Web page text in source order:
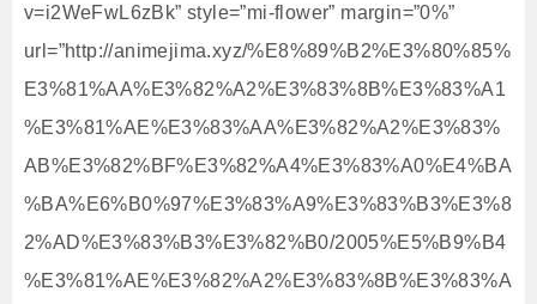
v=i2WeFwL6zBk” style=”mi-flower” margin=”0%”
url=”http://animejima.xyz/%E8%89%B2%E3%80%85%
E3%81%AA%E3%82%A2%E3%83%8B%E3%83%A1
%E3%81%AE%E3%83%AA%E3%82%A2%E3%83%
AB%E3%82%BF%E3%82%A4%E3%83%A0%E4%BA
%BA%E6%B0%97%E3%83%A9%E3%83%B3%E3%8
2%AD%E3%83%B3%E3%82%B0/2005%E5%B9%B4
%E3%81%AE%E3%82%A2%E3%83%8B%E3%83%A